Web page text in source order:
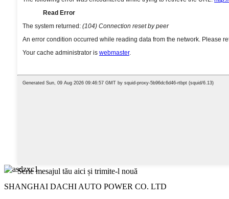
Scrie mesajul tău aici și trimite-l nouă
SHANGHAI DACHI AUTO POWER CO. LTD